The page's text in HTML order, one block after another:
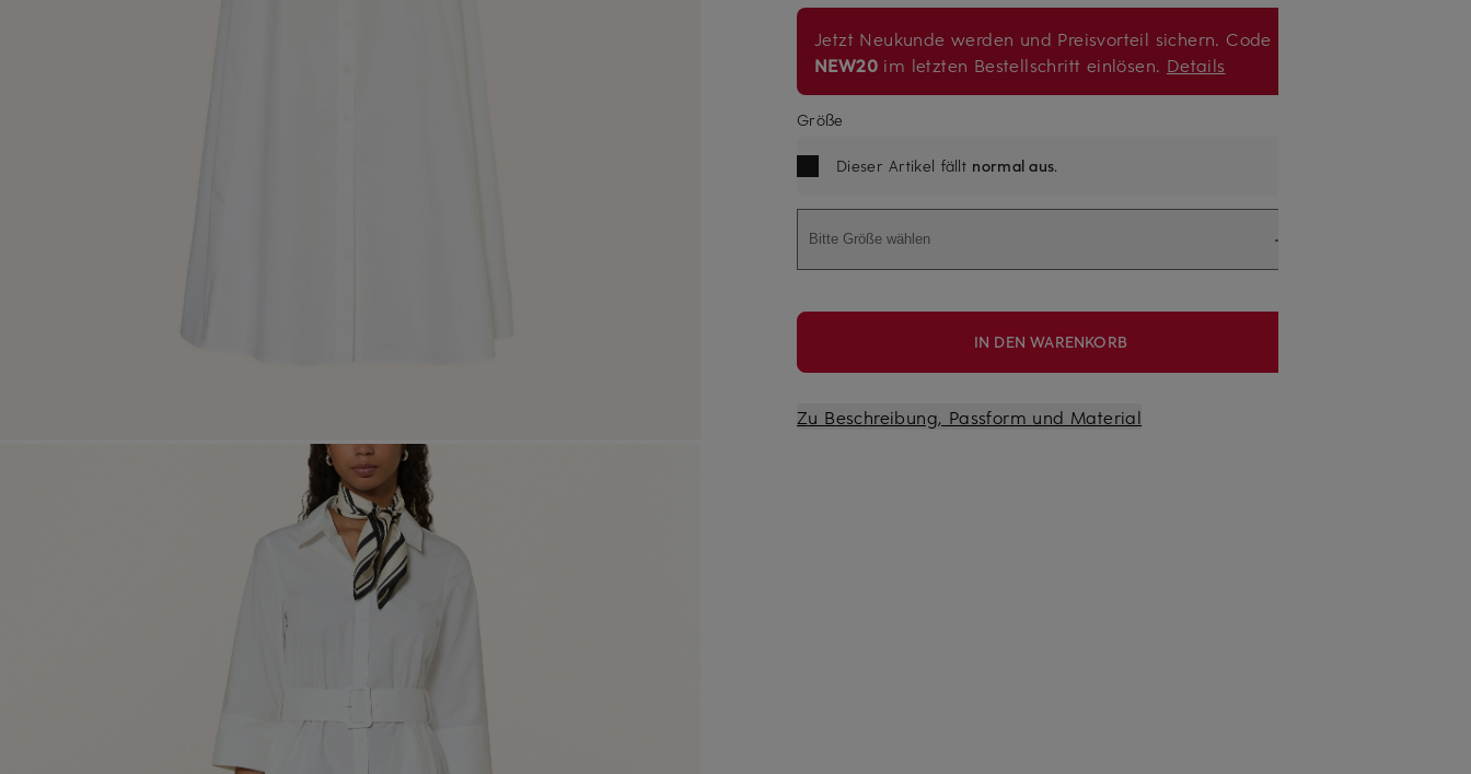
Jetzt Neukunde werden und Preisvorteil sichern. Code
NEW20 im letzten Bestellschritt einlösen. Details
Größe
Dieser Artikel fällt normal aus.
Bitte Größe wählen
IN DEN WARENKORB
Zu Beschreibung, Passform und Material